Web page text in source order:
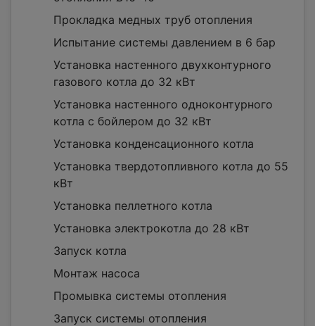
Прокладка медных труб отопления
Испытание системы давлением в 6 бар
Установка настенного двухконтурного
газового котла до 32 кВт
Установка настенного одноконтурного
котла с бойлером до 32 кВт
Установка конденсационного котла
Установка твердотопливного котла до 55
кВт
Установка пеллетного котла
Установка электрокотла до 28 кВт
Запуск котла
Монтаж насоса
Промывка системы отопления
Запуск системы отопления